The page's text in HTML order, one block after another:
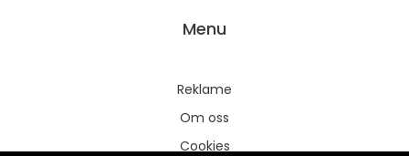
Menu
Reklame
Om oss
Cookies